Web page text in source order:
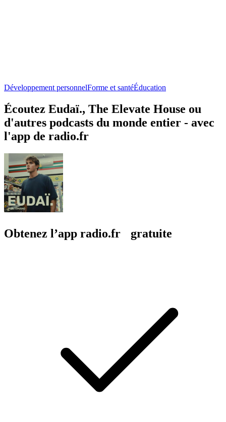
Développement personnelForme et santéÉducation
Écoutez Eudaï., The Elevate House ou
d'autres podcasts du monde entier - avec
l'app de radio.fr
Obtenez l’app radio.fr gratuite